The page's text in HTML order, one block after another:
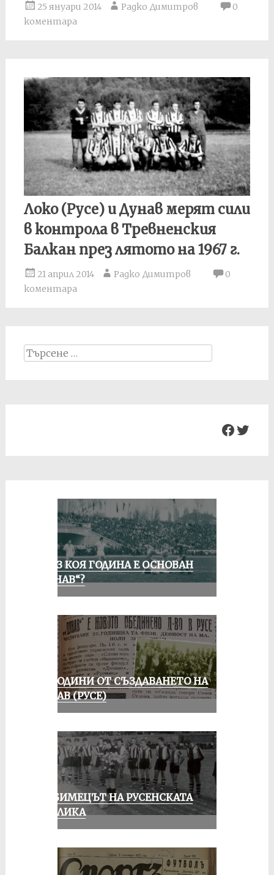
25 януари 2014 Радко Димитров
0
коментара
Локо (Русе) и Дунав мерят сили
в контрола в Тревненския
Балкан през лятото на 1967 г.
21 април 2014 Радко Димитров
0
коментара
Search
ПРЕЗ КОЯ ГОДИНА Е ОСНОВАН
„ДУНАВ“?
70 ГОДИНИ ОТ СЪЗДАВАНЕТО НА
ДУНАВ (РУСЕ)
ЛЮБИМЕЦЪТ НА РУСЕНСКАТА
ПУБЛИКА